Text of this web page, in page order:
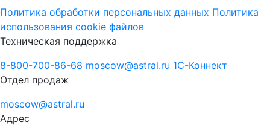
Политика обработки персональных данных Политика
использования cookie файлов
Техническая поддержка
8-800-700-86-68 moscow@astral.ru 1С-Коннект
Отдел продаж
moscow@astral.ru
Адрес